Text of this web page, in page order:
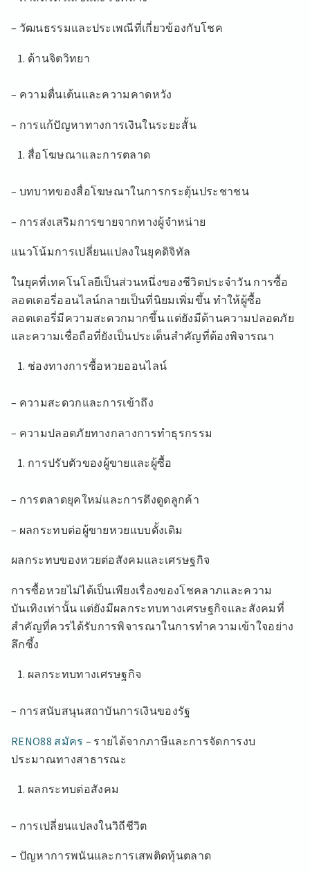
– วัฒนธรรมและประเพณีที่เกี่ยวข้องกับโชค
ด้านจิตวิทยา
– ความตื่นเต้นและความคาดหวัง
– การแก้ปัญหาทางการเงินในระยะสั้น
สื่อโฆษณาและการตลาด
– บทบาทของสื่อโฆษณาในการกระตุ้นประชาชน
– การส่งเสริมการขายจากทางผู้จำหน่าย
แนวโน้มการเปลี่ยนแปลงในยุคดิจิทัล
ในยุคที่เทคโนโลยีเป็นส่วนหนึ่งของชีวิตประจำวัน การซื้อ
ลอตเตอรี่ออนไลน์กลายเป็นที่นิยมเพิ่มขึ้น ทำให้ผู้ซื้อ
ลอตเตอรี่มีความสะดวกมากขึ้น แต่ยังมีด้านความปลอดภัย
และความเชื่อถือที่ยังเป็นประเด็นสำคัญที่ต้องพิจารณา
ช่องทางการซื้อหวยออนไลน์
– ความสะดวกและการเข้าถึง
– ความปลอดภัยทางกลางการทำธุรกรรม
การปรับตัวของผู้ขายและผู้ซื้อ
– การตลาดยุคใหม่และการดึงดูดลูกค้า
– ผลกระทบต่อผู้ขายหวยแบบดั้งเดิม
ผลกระทบของหวยต่อสังคมและเศรษฐกิจ
การซื้อหวยไม่ได้เป็นเพียงเรื่องของโชคลาภและความ
บันเทิงเท่านั้น แต่ยังมีผลกระทบทางเศรษฐกิจและสังคมที่
สำคัญที่ควรได้รับการพิจารณาในการทำความเข้าใจอย่าง
ลึกซึ้ง
ผลกระทบทางเศรษฐกิจ
– การสนับสนุนสถาบันการเงินของรัฐ
RENO88 สมัคร – รายได้จากภาษีและการจัดการงบ
ประมาณทางสาธารณะ
ผลกระทบต่อสังคม
– การเปลี่ยนแปลงในวิถีชีวิต
– ปัญหาการพนันและการเสพติดทุ้นตลาด